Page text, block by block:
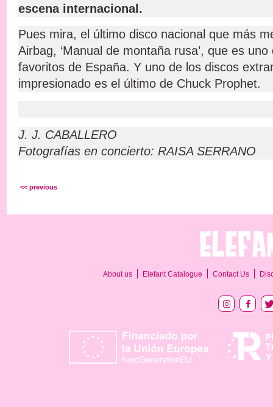
escena internacional.
Pues mira, el último disco nacional que más
Airbag, ‘Manual de montaña rusa’, que es
favoritos de España. Y uno de los discos
impresionado es el último de Chuck Prophet.
J. J. CABALLERO
Fotografías en concierto: RAISA SERRANO
<< previous
About us Elefant Catalogue Contact Us